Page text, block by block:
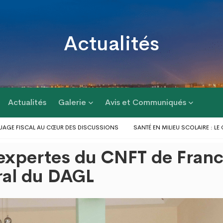
Actualités
Actualités Galerie Avis et Communiqués
FISCAL AU CŒUR DES DISCUSSIONS SANTÉ EN MILIEU SCOLAIRE : LE
D’ACTIONS AU PROFIT DES POPULATIONS
LE GOUVERNEUR DU DAGL A
DU GOLFE 1 ET D’AGOÈ-NYIVÉ 4du CNFT de
du DAGL